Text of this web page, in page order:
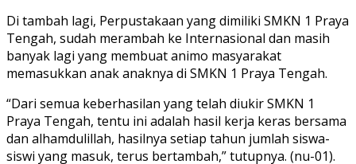
Di tambah lagi, Perpustakaan yang dimiliki SMKN 1 Praya
Tengah, sudah merambah ke Internasional dan masih
banyak lagi yang membuat animo masyarakat
memasukkan anak anaknya di SMKN 1 Praya Tengah.
“Dari semua keberhasilan yang telah diukir SMKN 1
Praya Tengah, tentu ini adalah hasil kerja keras bersama
dan alhamdulillah, hasilnya setiap tahun jumlah siswa-
siswi yang masuk, terus bertambah,” tutupnya. (nu-01).